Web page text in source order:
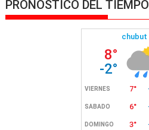
PRONOSTICO DEL TIEMPO